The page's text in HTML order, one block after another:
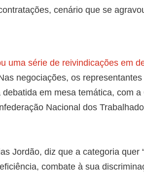
cenário que se
uma série de reivindicações em
negociações, os
em mesa temática, com a
Nacional dos
Jordão, diz que a categoria quer
combate à sua